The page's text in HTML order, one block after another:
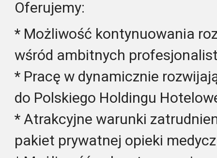
Oferujemy:
* Możliwość kontynuowania
wśród ambitnych
* Pracę w dynamicznie
do Polskiego Holdingu
* Atrakcyjne warunki
pakiet prywatnej opieki